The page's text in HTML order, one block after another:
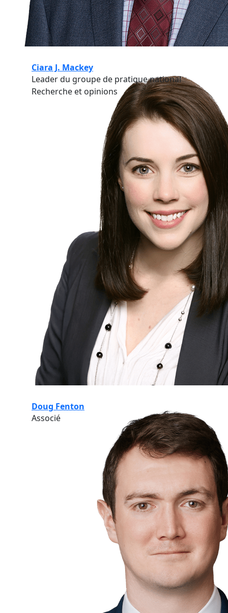
Ciara J. Mackey
Leader du groupe de pratique national
Recherche et opinions
Doug Fenton
Associé